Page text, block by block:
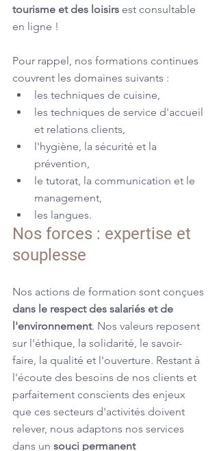
tourisme et des loisirs est consultable
en ligne !
Pour rappel, nos formations continues
couvrent les domaines suivants :
les techniques de cuisine,
les techniques de service d'accueil
et relations clients,
l'hygiène, la sécurité et la
prévention,
le tutorat, la communication et le
management,
les langues.
Nos forces : expertise et
souplesse
Nos actions de formation sont conçues
dans le respect des salariés et de
l'environnement. Nos valeurs reposent
sur l'éthique, la solidarité, le savoir-
faire, la qualité et l'ouverture. Restant à
l'écoute des besoins de nos clients et
parfaitement conscients des enjeux
que ces secteurs d'activités doivent
relever, nous adaptons nos services
dans un souci permanent